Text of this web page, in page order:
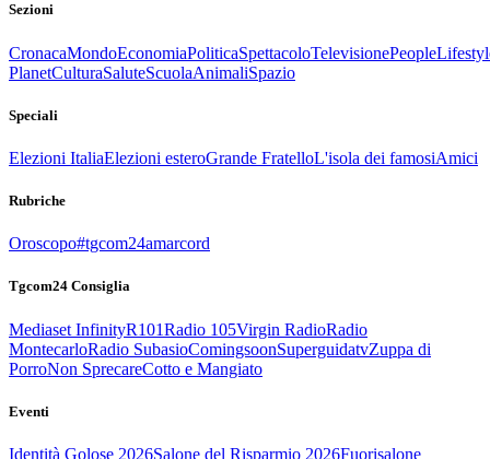
Sezioni
CronacaMondoEconomiaPoliticaSpettacoloTelevisionePeople
PlanetCulturaSaluteScuolaAnimaliSpazio
Speciali
Elezioni ItaliaElezioni esteroGrande FratelloL'isola dei famosiAmici
Rubriche
Oroscopo#tgcom24amarcord
Tgcom24 Consiglia
Mediaset InfinityR101Radio 105Virgin RadioRadio
MontecarloRadio SubasioComingsoonSuperguidatvZuppa di
PorroNon SprecareCotto e Mangiato
Eventi
Identità Golose 2026Salone del Risparmio 2026Fuorisalone